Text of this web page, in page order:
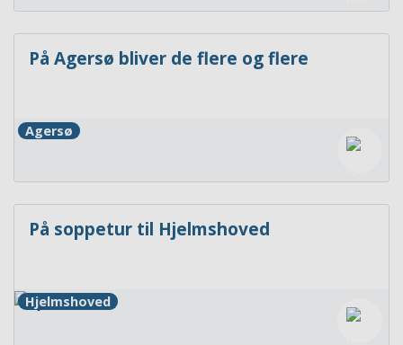
På Agersø bliver de flere og flere
Agersø
På soppetur til Hjelmshoved
Hjelmshoved